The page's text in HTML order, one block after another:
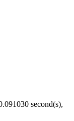
second(s),